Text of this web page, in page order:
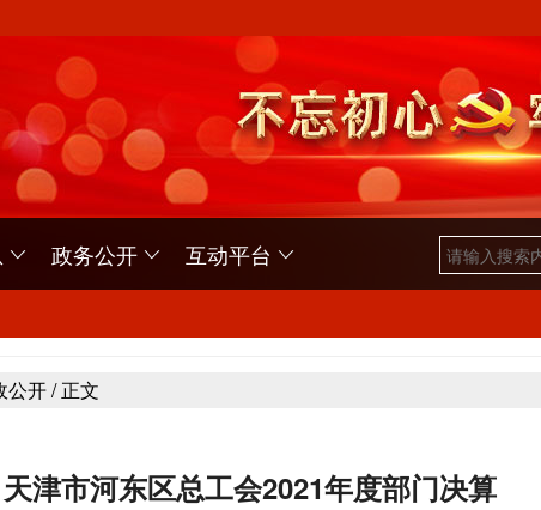
政务公开 互动平台
公开 / 正文
天津市河东区总工会2021年度部门决算